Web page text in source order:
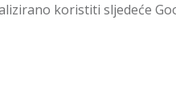
koristiti sljedeće